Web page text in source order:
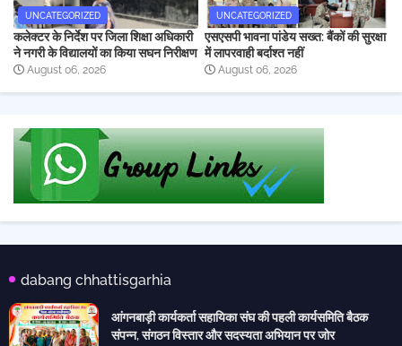
UNCATEGORIZED
कलेक्टर के निर्देश पर जिला शिक्षा अधिकारी
ने नगरी के विद्यालयों का किया सघन निरीक्षण
August 06, 2026
UNCATEGORIZED
एसएसपी भावना पांडेय सख्त: बैंकों की सुरक्षा
में लापरवाही बर्दाश्त नहीं
August 06, 2026
dabang chhattisgarhia
आंगनबाड़ी कार्यकर्ता सहायिका संघ की पहली कार्यसमिति बैठक
संपन्न, संगठन विस्तार और सदस्यता अभियान पर जोर